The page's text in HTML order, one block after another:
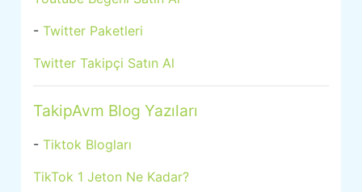
-Twitter Paketleri
Twitter Takipçi Satın Al
TakipAvm Blog Yazıları
-Tiktok Blogları
TikTok 1 Jeton Ne Kadar?